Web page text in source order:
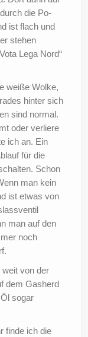
die Po-
ist flach und
stehen
Lega Nord“
weiße Wolke,
hinter sich
sind normal.
oder verliere
ich an. Ein
für die
Schon
man kein
ist etwas von
man auf den
noch
von der
dem Gasherd
sogar
finde ich die